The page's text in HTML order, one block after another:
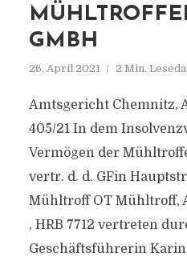
GMBH
26. April 2021 2 Min.
Amtsgericht Chemnitz,
405/21 In dem
Vermögen der
vertr. d. d. GFin
Mühltroff OT Mühltroff,
, HRB 7712 vertreten
Geschäftsführerin